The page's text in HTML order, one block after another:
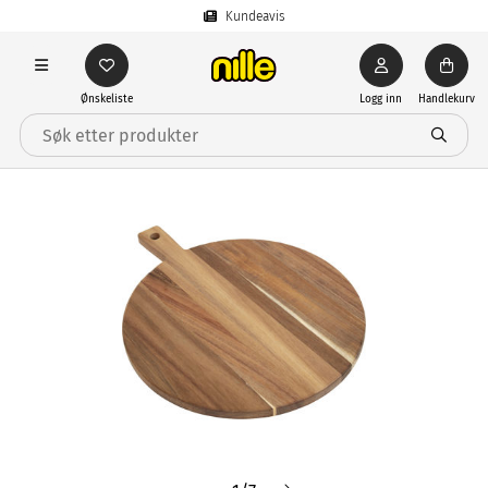
Kundeavis
Ønskeliste Logg inn Handlekurv